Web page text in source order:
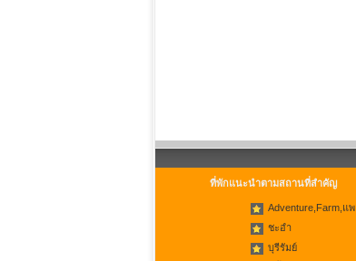
ที่พักแนะนำตามสถานที่สำคัญ
Adventure,Farm,แพ
ชะอำ
บุรีรัมย์